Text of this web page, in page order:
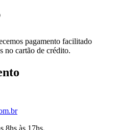
pagamento facilitado
no cartão de crédito.